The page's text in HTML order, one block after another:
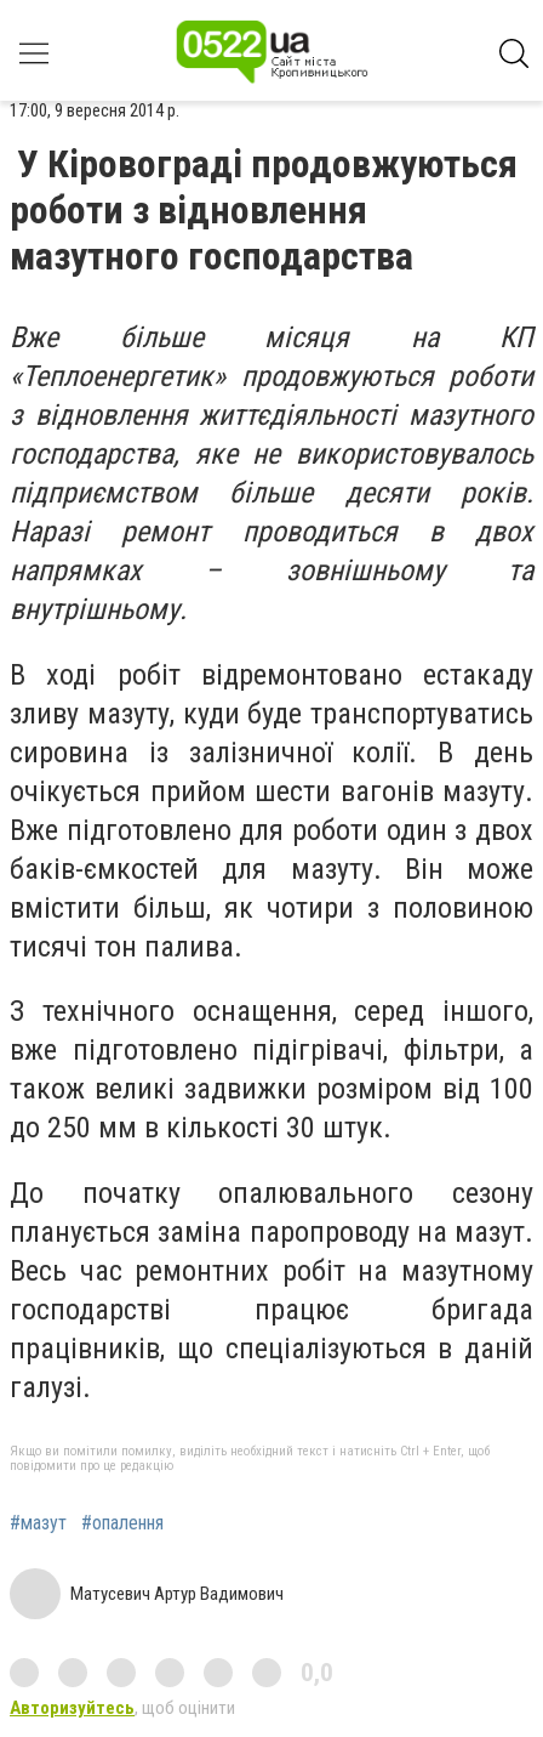
17:00, 9 вересня 2014 р.
У Кіровограді продовжуються
роботи з відновлення
мазутного господарства
Вже більше місяця на КП
«Теплоенергетик» продовжуються роботи
з відновлення життєдіяльності мазутного
господарства, яке не використовувалось
підприємством більше десяти років.
Наразі ремонт проводиться в двох
напрямках – зовнішньому та
внутрішньому.
В ході робіт відремонтовано естакаду
зливу мазуту, куди буде транспортуватись
сировина із залізничної колії. В день
очікується прийом шести вагонів мазуту.
Вже підготовлено для роботи один з двох
баків-ємкостей для мазуту. Він може
вмістити більш, як чотири з половиною
тисячі тон палива.
З технічного оснащення, серед іншого,
вже підготовлено підігрівачі, фільтри, а
також великі задвижки розміром від 100
до 250 мм в кількості 30 штук.
До початку опалювального сезону
планується заміна паропроводу на мазут.
Весь час ремонтних робіт на мазутному
господарстві працює бригада
працівників, що спеціалізуються в даній
галузі.
Якщо ви помітили помилку, виділіть необхідний текст і натисніть Ctrl + Enter, щоб
повідомити про це редакцію
#мазут #опалення
Матусевич Артур Вадимович
0,0
Авторизуйтесь, щоб оцінити